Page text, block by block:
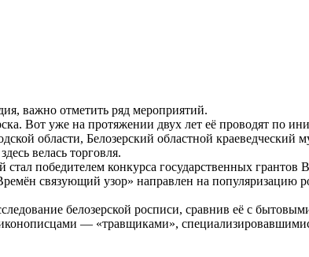
важно отметить ряд мероприятий.
Вот уже на протяжении двух лет её проводят по
области, Белозерский областной краеведческий
велась торговля.
победителем конкурса государственных грантов
связующий узор» направлен на популяризацию
белозерской росписи, сравнив её с
— «травщиками»,